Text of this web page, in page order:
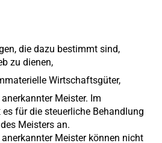
die dazu bestimmt sind,
zu dienen,
Wirtschaftsgüter,
Meister. Im
für die steuerliche Behandlung
Meisters an.
Meister können nicht